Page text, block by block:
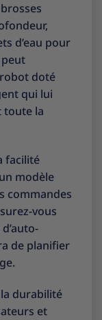
d’eau pour
doté
qui lui
toute la
facilité
modèle
commandes
vous
de planifier
durabilité
et